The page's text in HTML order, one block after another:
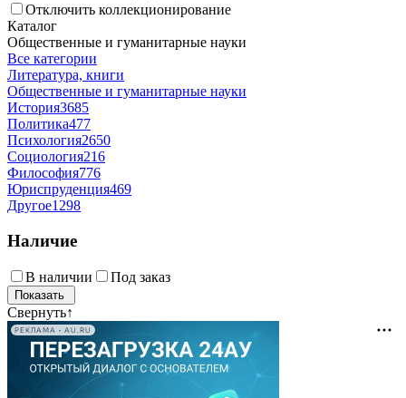
Отключить коллекционирование
Каталог
Общественные и гуманитарные науки
Все категории
Литература, книги
Общественные и гуманитарные науки
История3685
Политика477
Психология2650
Социология216
Философия776
Юриспруденция469
Другое1298
Наличие
В наличии Под заказ
Свернуть↑
РЕКЛАМА • AU.RU